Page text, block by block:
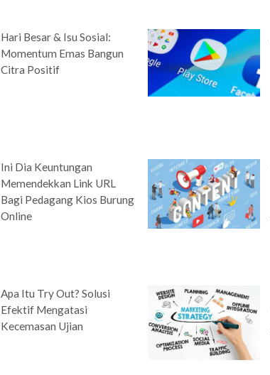
Hari Besar & Isu Sosial:
Momentum Emas Bangun
Citra Positif
Ini Dia Keuntungan
Memendekkan Link URL
Bagi Pedagang Kios Burung
Online
Apa Itu Try Out? Solusi
Efektif Mengatasi
Kecemasan Ujian